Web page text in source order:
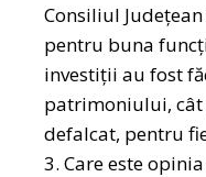
Consiliul
pentru buna
investiții au fost
patrimoniului,
defalcat, pentru
Care este